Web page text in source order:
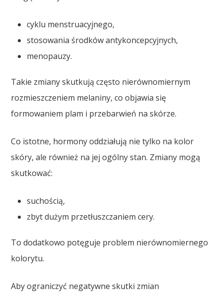
cyklu menstruacyjnego,
stosowania środków antykoncepcyjnych,
menopauzy.
Takie zmiany skutkują często nierównomiernym
rozmieszczeniem melaniny, co objawia się
formowaniem plam i przebarwień na skórze.
Co istotne, hormony oddziałują nie tylko na kolor
skóry, ale również na jej ogólny stan. Zmiany mogą
skutkować:
suchością,
zbyt dużym przetłuszczaniem cery.
To dodatkowo potęguje problem nierównomiernego
kolorytu.
Aby ograniczyć negatywne skutki zmian